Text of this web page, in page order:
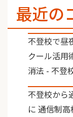
最近の
不登校で昼
クール活用
消法 - 不登
不登校から
に 通信制